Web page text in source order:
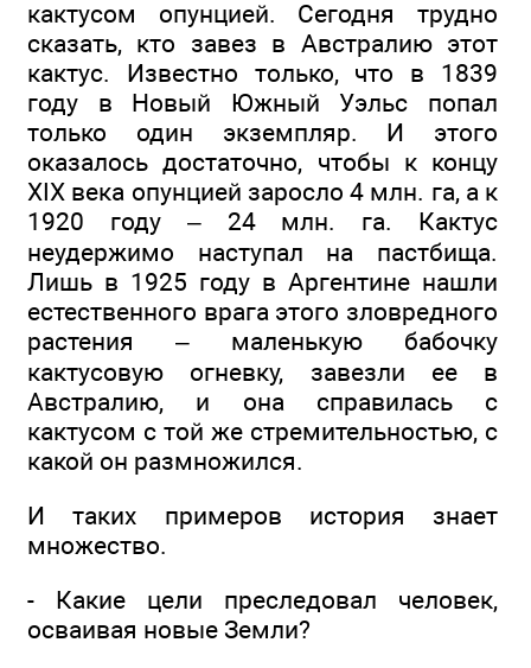
кактусом опунцией. Сегодня трудно
сказать, кто завез в Австралию этот
кактус. Известно только, что в 1839
году в Новый Южный Уэльс попал
только один экземпляр. И этого
оказалось достаточно, чтобы к концу
XIX века опунцией заросло 4 млн. га, а к
1920 году – 24 млн. га. Кактус
неудержимо наступал на пастбища.
Лишь в 1925 году в Аргентине нашли
естественного врага этого зловредного
растения – маленькую бабочку
кактусовую огневку, завезли ее в
Австралию, и она справилась с
кактусом с той же стремительностью, с
какой он размножился.
И таких примеров история знает
множество.
- Какие цели преследовал человек,
осваивая новые Земли?